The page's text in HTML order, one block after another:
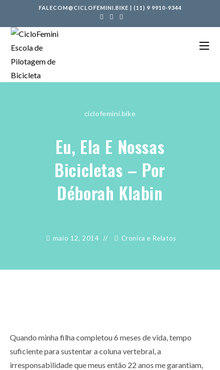
FALECOM@CICLOFEMINI.BIKE | (11) 9 9910-9344
ciclofemini.bike
Eu, Ela E Nossas
Bicicletas – Por
Déborah Klabin
maio 12, 2014 Cronica e Relatos
Quando minha filha completou 6 meses de vida, tempo
suficiente para sustentar a coluna vertebral, a
irresponsabilidade que meus então 22 anos me garantiam,